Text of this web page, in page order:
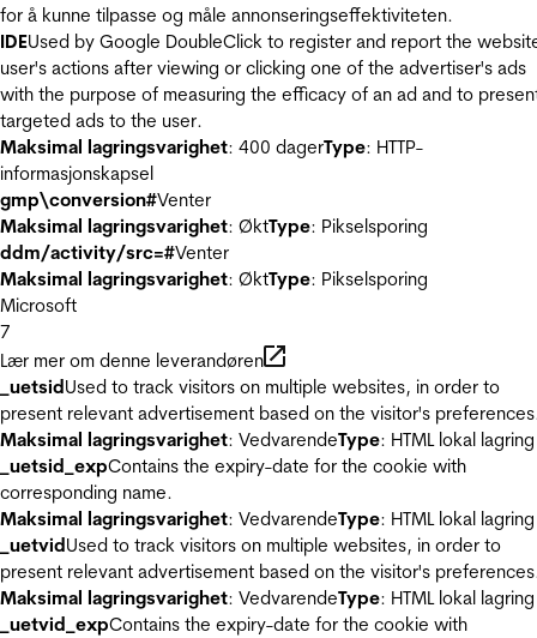
for å kunne tilpasse og måle annonseringseffektiviteten.
IDEUsed by Google DoubleClick to register and report the
user's actions after viewing or clicking one of the advertiser's ads
with the purpose of measuring the efficacy of an ad and to
targeted ads to the user.
Maksimal lagringsvarighet: 400 dagerType: HTTP-
informasjonskapsel
gmp\conversion#Venter
Maksimal lagringsvarighet: ØktType: Pikselsporing
ddm/activity/src=#Venter
Maksimal lagringsvarighet: ØktType: Pikselsporing
Microsoft
7
Lær mer om denne leverandøren
_uetsidUsed to track visitors on multiple websites, in order to
present relevant advertisement based on the visitor's
Maksimal lagringsvarighet: VedvarendeType: HTML lokal lagring
_uetsid_expContains the expiry-date for the cookie with
corresponding name.
Maksimal lagringsvarighet: VedvarendeType: HTML lokal lagring
_uetvidUsed to track visitors on multiple websites, in order to
present relevant advertisement based on the visitor's
Maksimal lagringsvarighet: VedvarendeType: HTML lokal lagring
_uetvid_expContains the expiry-date for the cookie with